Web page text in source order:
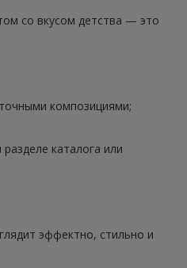
со вкусом детства — это
композициями;
каталога или
эффектно, стильно и